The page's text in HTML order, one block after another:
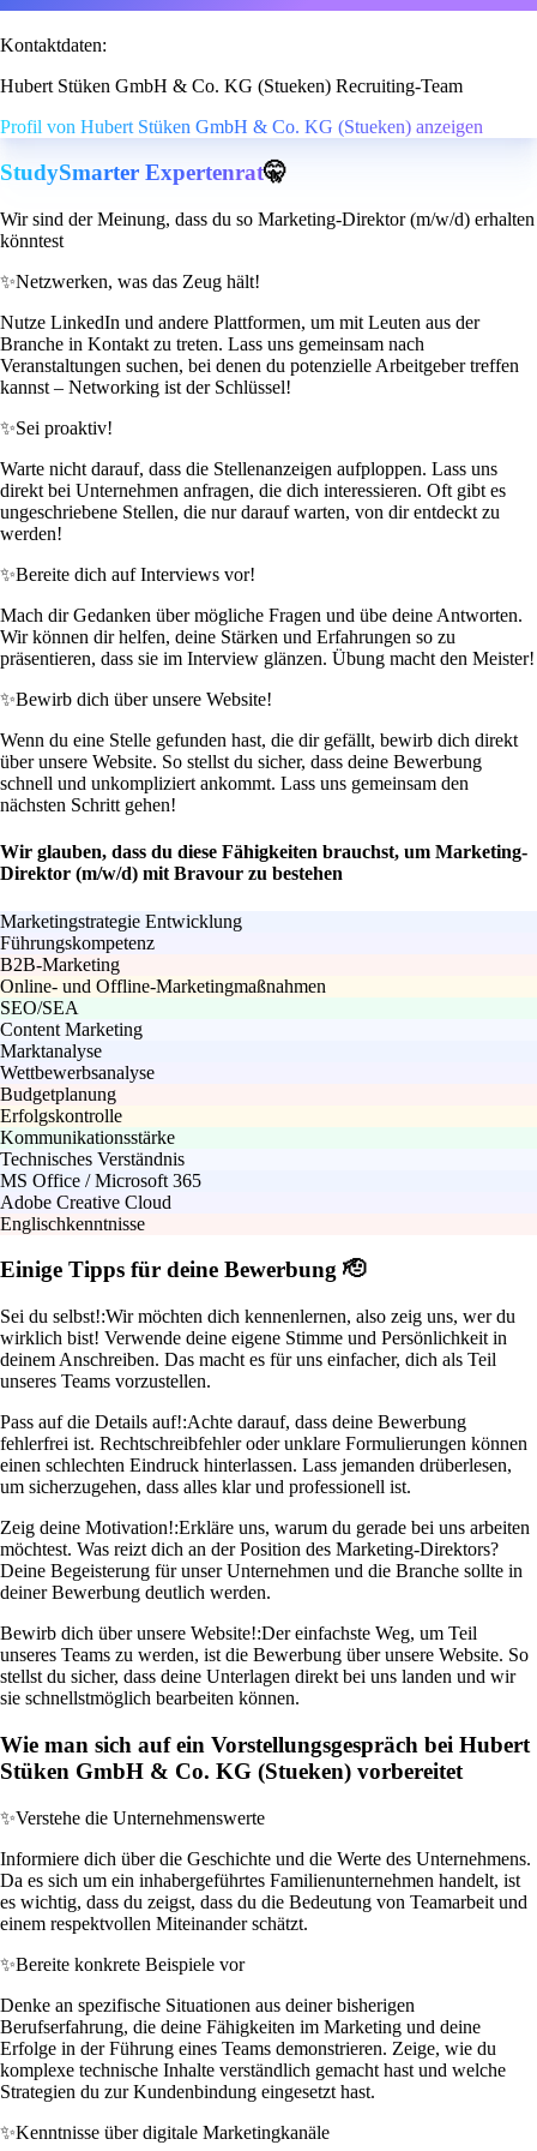
Kontaktdaten:
Hubert Stüken GmbH & Co. KG (Stueken) Recruiting-Team
Profil von Hubert Stüken GmbH & Co. KG (Stueken) anzeigen
StudySmarter Expertenrat🤫
Wir sind der Meinung, dass du so Marketing-Direktor (m/w/d) erhalten
könntest
✨Netzwerken, was das Zeug hält!
Nutze LinkedIn und andere Plattformen, um mit Leuten aus der
Branche in Kontakt zu treten. Lass uns gemeinsam nach
Veranstaltungen suchen, bei denen du potenzielle Arbeitgeber treffen
kannst – Networking ist der Schlüssel!
✨Sei proaktiv!
Warte nicht darauf, dass die Stellenanzeigen aufploppen. Lass uns
direkt bei Unternehmen anfragen, die dich interessieren. Oft gibt es
ungeschriebene Stellen, die nur darauf warten, von dir entdeckt zu
werden!
✨Bereite dich auf Interviews vor!
Mach dir Gedanken über mögliche Fragen und übe deine Antworten.
Wir können dir helfen, deine Stärken und Erfahrungen so zu
präsentieren, dass sie im Interview glänzen. Übung macht den Meister!
✨Bewirb dich über unsere Website!
Wenn du eine Stelle gefunden hast, die dir gefällt, bewirb dich direkt
über unsere Website. So stellst du sicher, dass deine Bewerbung
schnell und unkompliziert ankommt. Lass uns gemeinsam den
nächsten Schritt gehen!
Wir glauben, dass du diese Fähigkeiten brauchst, um Marketing-
Direktor (m/w/d) mit Bravour zu bestehen
Marketingstrategie Entwicklung
Führungskompetenz
B2B-Marketing
Online- und Offline-Marketingmaßnahmen
SEO/SEA
Content Marketing
Marktanalyse
Wettbewerbsanalyse
Budgetplanung
Erfolgskontrolle
Kommunikationsstärke
Technisches Verständnis
MS Office / Microsoft 365
Adobe Creative Cloud
Englischkenntnisse
Einige Tipps für deine Bewerbung 🫡
Sei du selbst!:Wir möchten dich kennenlernen, also zeig uns, wer du
wirklich bist! Verwende deine eigene Stimme und Persönlichkeit in
deinem Anschreiben. Das macht es für uns einfacher, dich als Teil
unseres Teams vorzustellen.
Pass auf die Details auf!:Achte darauf, dass deine Bewerbung
fehlerfrei ist. Rechtschreibfehler oder unklare Formulierungen können
einen schlechten Eindruck hinterlassen. Lass jemanden drüberlesen,
um sicherzugehen, dass alles klar und professionell ist.
Zeig deine Motivation!:Erkläre uns, warum du gerade bei uns arbeiten
möchtest. Was reizt dich an der Position des Marketing-Direktors?
Deine Begeisterung für unser Unternehmen und die Branche sollte in
deiner Bewerbung deutlich werden.
Bewirb dich über unsere Website!:Der einfachste Weg, um Teil
unseres Teams zu werden, ist die Bewerbung über unsere Website. So
stellst du sicher, dass deine Unterlagen direkt bei uns landen und wir
sie schnellstmöglich bearbeiten können.
Wie man sich auf ein Vorstellungsgespräch bei Hubert
Stüken GmbH & Co. KG (Stueken) vorbereitet
✨Verstehe die Unternehmenswerte
Informiere dich über die Geschichte und die Werte des Unternehmens.
Da es sich um ein inhabergeführtes Familienunternehmen handelt, ist
es wichtig, dass du zeigst, dass du die Bedeutung von Teamarbeit und
einem respektvollen Miteinander schätzt.
✨Bereite konkrete Beispiele vor
Denke an spezifische Situationen aus deiner bisherigen
Berufserfahrung, die deine Fähigkeiten im Marketing und deine
Erfolge in der Führung eines Teams demonstrieren. Zeige, wie du
komplexe technische Inhalte verständlich gemacht hast und welche
Strategien du zur Kundenbindung eingesetzt hast.
✨Kenntnisse über digitale Marketingkanäle